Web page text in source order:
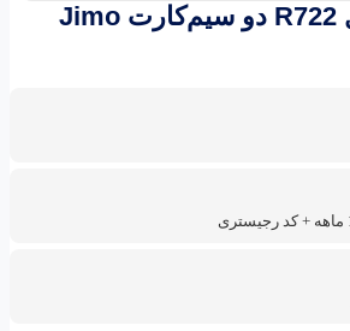
گوشی جیمو مدل R722 دو سیم‌کارت Jimo